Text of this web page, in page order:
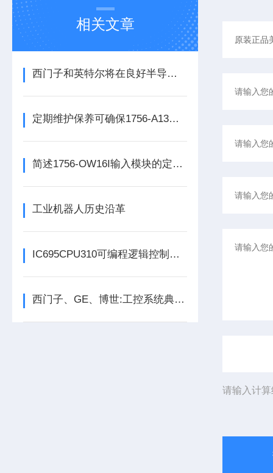
相关文章
西门子和英特尔将在良好半导体制造领域展开合作
定期维护保养可确保1756-A13数字量输出模块的正常运行
简述1756-OW16I输入模块的定期维护保养建议
工业机器人历史沿革
IC695CPU310可编程逻辑控制器在各行业中具体应用分享
西门子、GE、博世:工控系统典型架构、工控安全与未来
请输入计